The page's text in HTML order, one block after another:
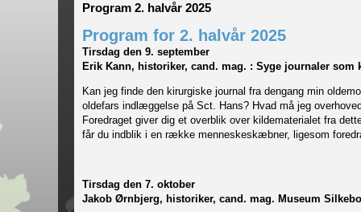
Program 2. halvår 2025
Program for 2. halvår 2025
Tirsdag den 9. september
Erik Kann, historiker, cand. mag. : Syge journaler som
Kan jeg finde den kirurgiske journal fra dengang min
oldefars indlæggelse på Sct. Hans? Hvad må jeg
Foredraget giver dig et overblik over kildematerialet fra
får du indblik i en række menneskeskæbner, ligesom
Tirsdag den 7. oktober
Jakob Ørnbjerg, historiker, cand. mag. Museum